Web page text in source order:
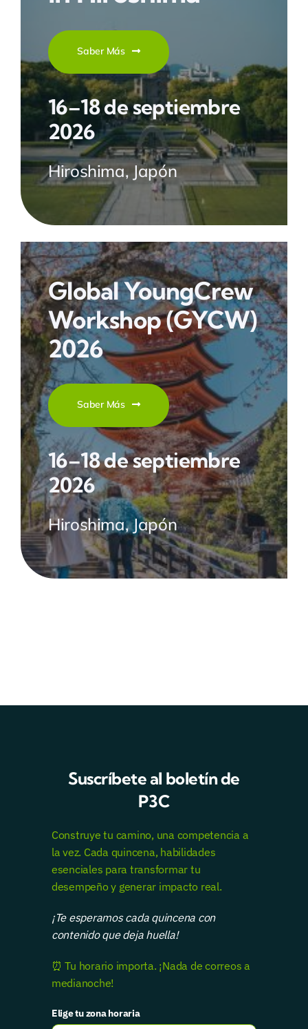
Saber Más
16–18 de septiembre
2026
Hiroshima, Japón
Global YoungCrew
Workshop(GYCW)
2026
Saber Más
16–18 de septiembre
2026
Hiroshima, Japón
Suscríbete al boletín de
P3C
Construye tu camino, una competencia a
la vez. Cada quincena, habilidades
esenciales para transformar tu
desempeño y generar impacto real.
¡Te esperamos cada quincena con
contenido que deja huella!
⏰ Tu horario importa. ¡Nada de correos a
medianoche!
Elige tu zona horaria